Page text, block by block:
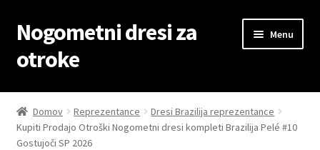
Skip
to
navigation
Skip
to
content
Nogometni dresi za
otroke
Menu
Domov
Blog
Domov Reprezentance
Dresi Brazilija reprezentance
Kupiti Prodajo Otroški Nogometni dresi kompleti Brazilija Pelé #10
Gostujoči SP 2026